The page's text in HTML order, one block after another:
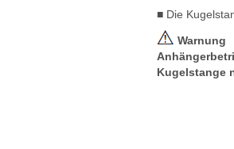
■ Die
Warnung
Kugelstange